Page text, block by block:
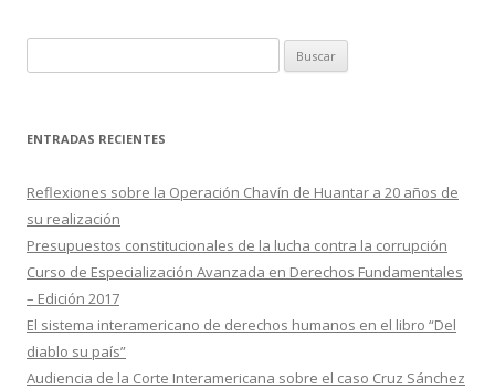
u
c
r
ENTRADAS RECIENTES
Reflexiones sobre la Operación Chavín de Huantar a 20 años de
su realización
Presupuestos constitucionales de la lucha contra la corrupción
Curso de Especialización Avanzada en Derechos Fundamentales
– Edición 2017
El sistema interamericano de derechos humanos en el libro “Del
diablo su país”
Audiencia de la Corte Interamericana sobre el caso Cruz Sánchez